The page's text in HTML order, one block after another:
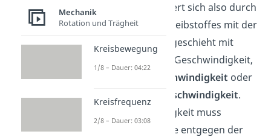
Die Masse verändert sich also durch
den Austritt des Treibstoffes mit der
Zeit. Der Ausstoß geschieht mit
einer bestimmten Geschwindigkeit,
Austrittsgeschwindigkeit oder
Ausströmgeschwindigkeit.
Diese Geschwindigkeit muss
sein, da sie entgegen der
Mechanik
Rotation und Trägheit
Kreisbewegung
1/8 – Dauer: 04:22
Kreisfrequenz
2/8 – Dauer: 03:08